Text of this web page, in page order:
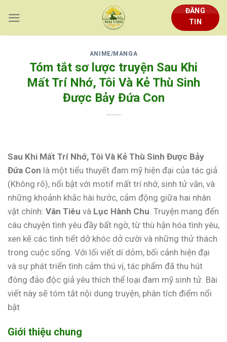
content
ĐĂNG
TIN
ANIME/MANGA
Tóm tắt sơ lược truyện Sau Khi
Mất Trí Nhớ, Tôi Và Kẻ Thù Sinh
Được Bảy Đứa Con
Sau Khi Mất Trí Nhớ, Tôi Và Kẻ Thù Sinh Được Bảy
Đứa Con là một tiểu thuyết đam mỹ hiện đại của tác giả
(Không rõ), nổi bật với motif mất trí nhớ, sinh tử văn, và
những khoảnh khắc hài hước, cảm động giữa hai nhân
vật chính: Vân Tiêu và Lục Hành Chu . Truyện mang đến
câu chuyện tình yêu đầy bất ngờ, từ thù hận hóa tình yêu,
xen kẽ các tình tiết dở khóc dở cười và những thử thách
trong cuộc sống. Với lối viết dí dỏm, bối cảnh hiện đại
và sự phát triển tình cảm thú vị, tác phẩm đã thu hút
đông đảo độc giả yêu thích thể loại đam mỹ sinh tử. Bài
viết này sẽ tóm tắt nội dung truyện, phân tích điểm nổi
bật
Giới thiệu chung